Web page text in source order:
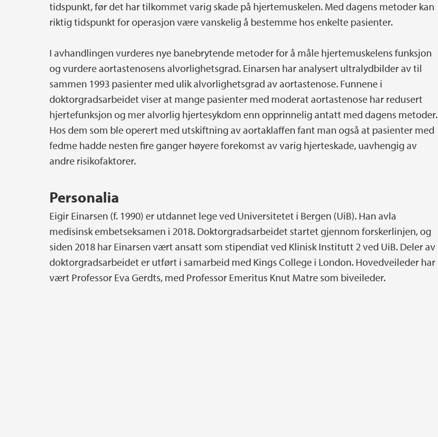
tidspunkt, før det har tilkommet varig skade på hjertemuskelen. Med dagens metoder kan
riktig tidspunkt for operasjon være vanskelig å bestemme hos enkelte pasienter.
I avhandlingen vurderes nye banebrytende metoder for å måle hjertemuskelens funksjon
og vurdere aortastenosens alvorlighetsgrad. Einarsen har analysert ultralydbilder av til
sammen 1993 pasienter med ulik alvorlighetsgrad av aortastenose. Funnene i
doktorgradsarbeidet viser at mange pasienter med moderat aortastenose har redusert
hjertefunksjon og mer alvorlig hjertesykdom enn opprinnelig antatt med dagens metoder.
Hos dem som ble operert med utskiftning av aortaklaffen fant man også at pasienter med
fedme hadde nesten fire ganger høyere forekomst av varig hjerteskade, uavhengig av
andre risikofaktorer.
Personalia
Eigir Einarsen (f. 1990) er utdannet lege ved Universitetet i Bergen (UiB). Han avla
medisinsk embetseksamen i 2018. Doktorgradsarbeidet startet gjennom forskerlinjen, og
siden 2018 har Einarsen vært ansatt som stipendiat ved Klinisk Institutt 2 ved UiB. Deler av
doktorgradsarbeidet er utført i samarbeid med Kings College i London. Hovedveileder har
vært Professor Eva Gerdts, med Professor Emeritus Knut Matre som biveileder.